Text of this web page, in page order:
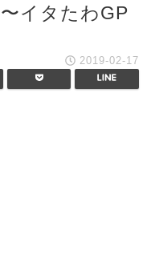
イタたわGP
2019-02-17